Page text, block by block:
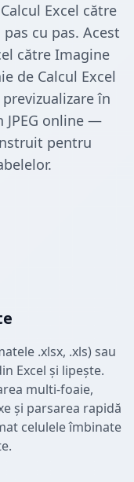
Excel către
cu pas. Acest
către Imagine
de Calcul Excel
în
JPEG online —
pentru
.xlsx, .xls) sau
Excel și lipește.
multi-foaie,
și parsarea rapidă
celulele îmbinate